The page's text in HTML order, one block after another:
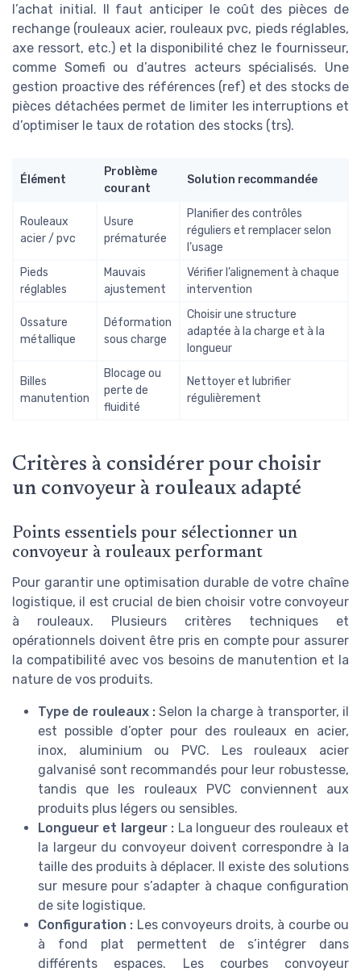
l’achat initial. Il faut anticiper le coût des pièces de
rechange (rouleaux acier, rouleaux pvc, pieds réglables,
axe ressort, etc.) et la disponibilité chez le fournisseur,
comme Somefi ou d’autres acteurs spécialisés. Une
gestion proactive des références (ref) et des stocks de
pièces détachées permet de limiter les interruptions et
d’optimiser le taux de rotation des stocks (trs).
Élément
Problème
courant
Solution recommandée
Rouleaux
acier / pvc
Usure
prématurée
Planifier des contrôles
réguliers et remplacer selon
l’usage
Pieds
réglables
Mauvais
ajustement
Vérifier l’alignement à chaque
intervention
Ossature
métallique
Déformation
sous charge
Choisir une structure
adaptée à la charge et à la
longueur
Billes
manutention
Blocage ou
perte de
fluidité
Nettoyer et lubrifier
régulièrement
Critères à considérer pour choisir
un convoyeur à rouleaux adapté
Points essentiels pour sélectionner un
convoyeur à rouleaux performant
Pour garantir une optimisation durable de votre chaîne
logistique, il est crucial de bien choisir votre convoyeur
à rouleaux. Plusieurs critères techniques et
opérationnels doivent être pris en compte pour assurer
la compatibilité avec vos besoins de manutention et la
nature de vos produits.
Type de rouleaux : Selon la charge à transporter, il
est possible d’opter pour des rouleaux en acier,
inox, aluminium ou PVC. Les rouleaux acier
galvanisé sont recommandés pour leur robustesse,
tandis que les rouleaux PVC conviennent aux
produits plus légers ou sensibles.
Longueur et largeur : La longueur des rouleaux et
la largeur du convoyeur doivent correspondre à la
taille des produits à déplacer. Il existe des solutions
sur mesure pour s’adapter à chaque configuration
de site logistique.
Configuration : Les convoyeurs droits, à courbe ou
à fond plat permettent de s’intégrer dans
différents espaces. Les courbes convoyeur